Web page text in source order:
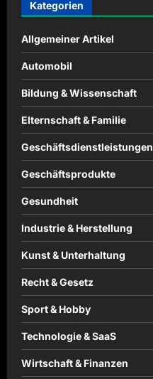
Kategorien
Allgemeiner Artikel
Automobil
Bildung & Wissenschaft
Elternschaft & Familie
Geschäftsdienstleistungen
Geschäftsprodukte
Gesundheit
Industrie & Herstellung
Kunst & Unterhaltung
Recht & Gesetz
Sport & Hobby
Technologie & SaaS
Wirtschaft & Finanzen